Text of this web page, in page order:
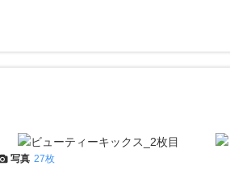
写真 27枚